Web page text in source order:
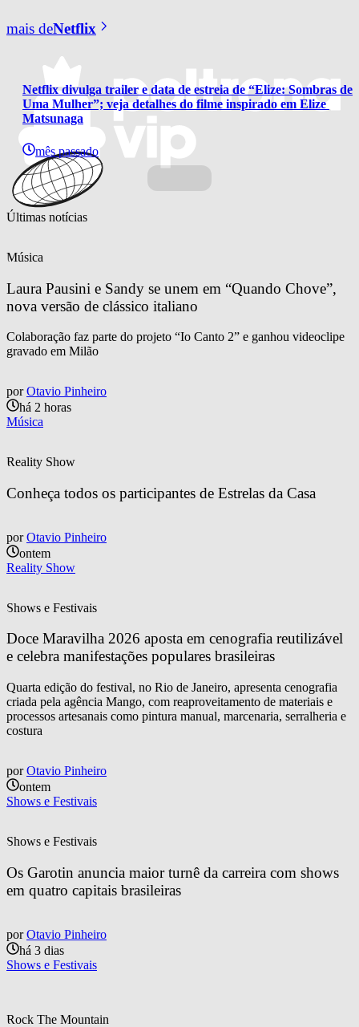
mais deNetflix
Netflix divulga trailer e data de estreia de “Elize: Sombras de
Uma Mulher”; veja detalhes do filme inspirado em Elize
Matsunaga
mês passado
Últimas notícias
Música
Laura Pausini e Sandy se unem em “Quando Chove”,
nova versão de clássico italiano
Colaboração faz parte do projeto “Io Canto 2” e ganhou videoclipe
gravado em Milão
por Otavio Pinheiro
há 2 horas
Música
Reality Show
Conheça todos os participantes de Estrelas da Casa
por Otavio Pinheiro
ontem
Reality Show
Shows e Festivais
Doce Maravilha 2026 aposta em cenografia reutilizável
e celebra manifestações populares brasileiras
Quarta edição do festival, no Rio de Janeiro, apresenta cenografia
criada pela agência Mango, com reaproveitamento de materiais e
processos artesanais como pintura manual, marcenaria, serralheria e
costura
por Otavio Pinheiro
ontem
Shows e Festivais
Shows e Festivais
Os Garotin anuncia maior turnê da carreira com shows
em quatro capitais brasileiras
por Otavio Pinheiro
há 3 dias
Shows e Festivais
Rock The Mountain